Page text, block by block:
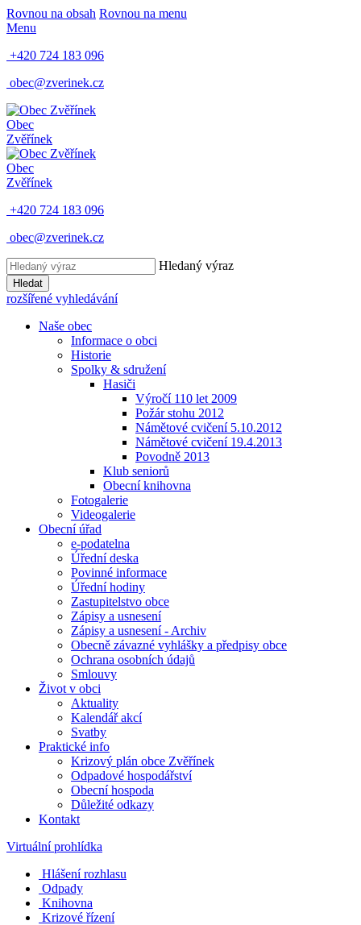
Rovnou na obsah Rovnou na menu
Menu
+420 724 183 096
obec@zverinek.cz
Obec
Zvěřínek
Obec
Zvěřínek
+420 724 183 096
obec@zverinek.cz
Hledaný výraz
Hledat
rozšířené vyhledávání
Naše obec
Informace o obci
Historie
Spolky & sdružení
Hasiči
Výročí 110 let 2009
Požár stohu 2012
Námětové cvičení 5.10.2012
Námětové cvičení 19.4.2013
Povodně 2013
Klub seniorů
Obecní knihovna
Fotogalerie
Videogalerie
Obecní úřad
e-podatelna
Úřední deska
Povinné informace
Úřední hodiny
Zastupitelstvo obce
Zápisy a usnesení
Zápisy a usnesení - Archiv
Obecně závazné vyhlášky a předpisy obce
Ochrana osobních údajů
Smlouvy
Život v obci
Aktuality
Kalendář akcí
Svatby
Praktické info
Krizový plán obce Zvěřínek
Odpadové hospodářství
Obecní hospoda
Důležité odkazy
Kontakt
Virtuální prohlídka
Hlášení rozhlasu
Odpady
Knihovna
Krizové řízení